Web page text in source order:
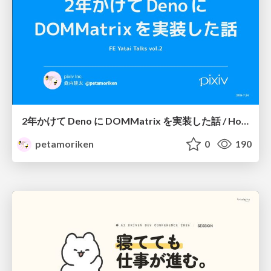
2年かけて Deno に DOMMatrix を実装した話 / How I implemented DOMMatrix in Deno over two years
petamoriken
0 190